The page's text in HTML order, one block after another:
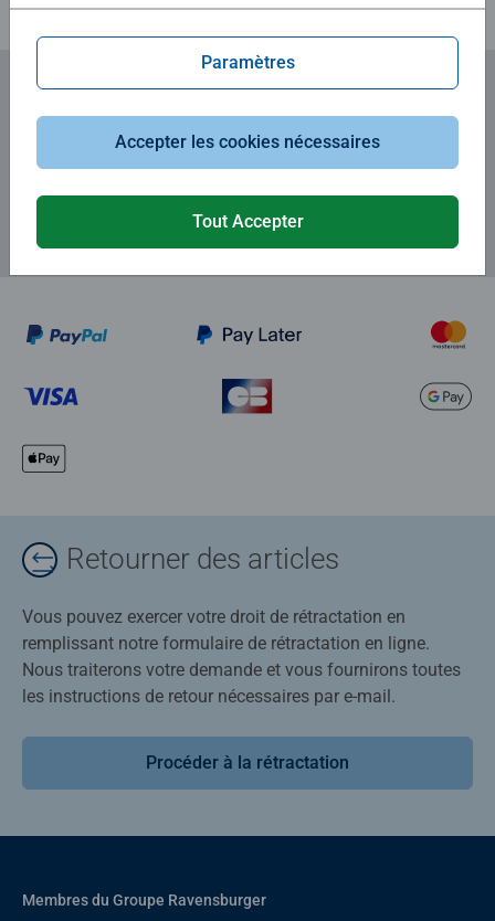
Abonnez-vous à notre newsletter
et recevez un bon d'achat de 5€.
Retourner des articles
Vous pouvez exercer votre droit de rétractation en
remplissant notre formulaire de rétractation en ligne.
Nous traiterons votre demande et vous fournirons toutes
les instructions de retour nécessaires par e-mail.
Procéder à la rétractation
Membres du Groupe Ravensburger
Paramètres
Accepter les cookies nécessaires
Tout Accepter